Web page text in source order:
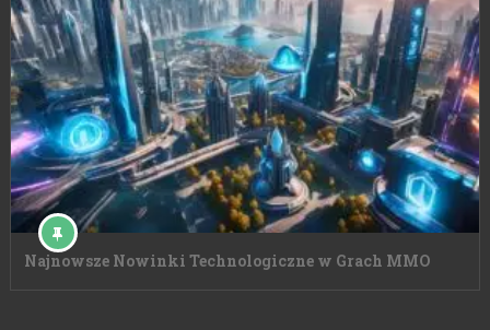
Najnowsze Nowinki Technologiczne w Grach MMO